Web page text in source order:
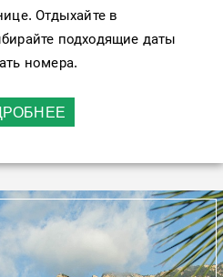
Отдыхайте в
подходящие даты
номера.